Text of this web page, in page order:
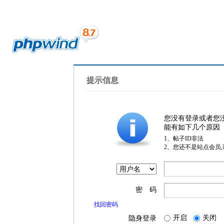
提示信息
您没有登录或者您
能有如下几个原因
1、帖子ID非法
2、您还不是站点会员
密 码
找回密码
隐身登录 开启 关闭